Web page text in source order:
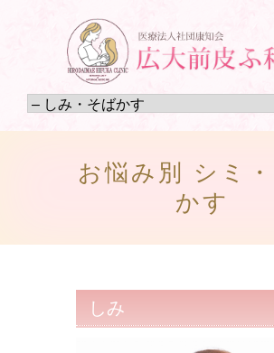
お悩み別 シミ
かす
しみ